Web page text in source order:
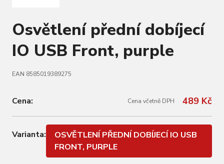
Osvětlení přední dobíjecí
IO USB Front, purple
EAN 8585019389275
Cena: Cena včetně DPH 489 Kč
Varianta:
OSVĚTLENÍ PŘEDNÍ DOBÍJECÍ IO USB
FRONT, PURPLE